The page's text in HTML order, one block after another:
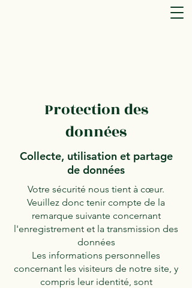
Protection des
données
Collecte, utilisation et partage
de données
Votre sécurité nous tient à cœur.
Veuillez donc tenir compte de la
remarque suivante concernant
l'enregistrement et la transmission des
données
Les informations personnelles
concernant les visiteurs de notre site, y
compris leur identité, sont